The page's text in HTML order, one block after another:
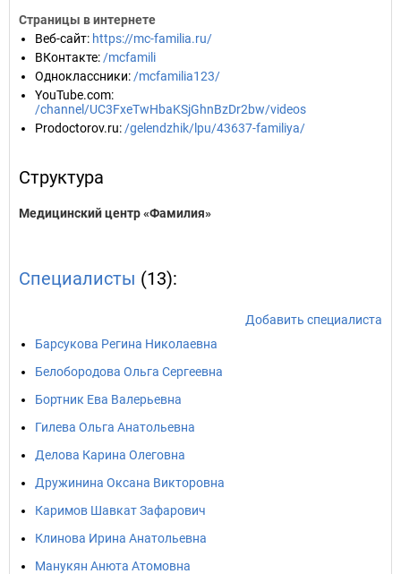
Страницы в интернете
Веб-сайт: https://mc-familia.ru/
ВКонтакте: /mcfamili
Одноклассники: /mcfamilia123/
YouTube.com:
/channel/UC3FxeTwHbaKSjGhnBzDr2bw/videos
Prodoctorov.ru: /gelendzhik/lpu/43637-familiya/
Структура
Медицинский центр «Фамилия»
Специалисты (13):
Добавить специалиста
Барсукова Регина Николаевна
Белобородова Ольга Сергеевна
Бортник Ева Валерьевна
Гилева Ольга Анатольевна
Делова Карина Олеговна
Дружинина Оксана Викторовна
Каримов Шавкат Зафарович
Клинова Ирина Анатольевна
Манукян Анюта Атомовна